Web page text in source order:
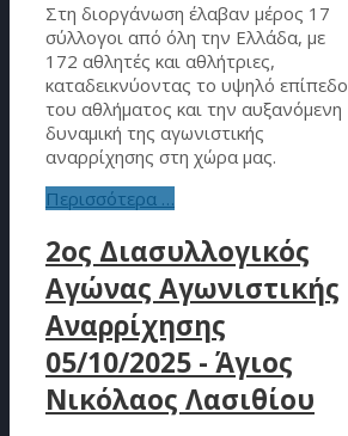
Στη διοργάνωση έλαβαν μέρος 17
σύλλογοι από όλη την Ελλάδα, με
172 αθλητές και αθλήτριες,
καταδεικνύοντας το υψηλό επίπεδο
του αθλήματος και την αυξανόμενη
δυναμική της αγωνιστικής
αναρρίχησης στη χώρα μας.
Περισσότερα …
2ος Διασυλλογικός
Αγώνας Αγωνιστικής
Αναρρίχησης
05/10/2025 - Άγιος
Νικόλαος Λασιθίου